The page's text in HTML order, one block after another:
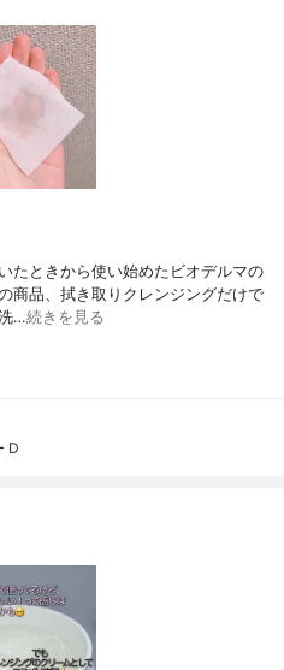
たときから使い始めたビオデルマの
商品、拭き取りクレンジングだけで
…続きを見る
D